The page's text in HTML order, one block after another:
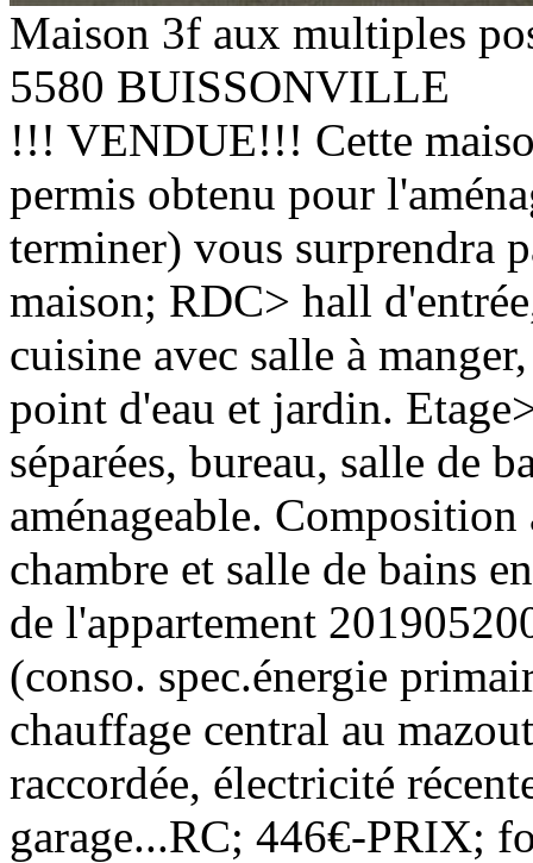
Maison 3f aux multiples
5580 BUISSONVILLE
!!! VENDUE!!! Cette
permis obtenu pour
terminer) vous surprendra
maison; RDC> hall
cuisine avec salle à
point d'eau et jardin.
séparées, bureau, salle de
aménageable.
chambre et salle de bains
de l'appartement
(conso. spec.énergie
chauffage central au
raccordée, électricité
garage...RC; 446€-PRIX;